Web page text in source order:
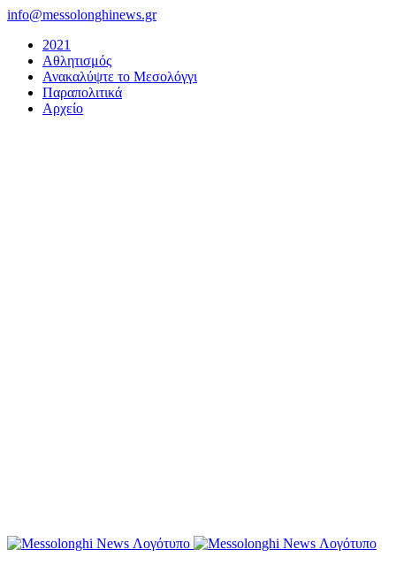
Μετάβαση
περιεχόμενο
info@messolonghinews.gr
2021
Αθλητισμός
Ανακαλύψτε το Μεσολόγγι
Παραπολιτικά
Αρχείο